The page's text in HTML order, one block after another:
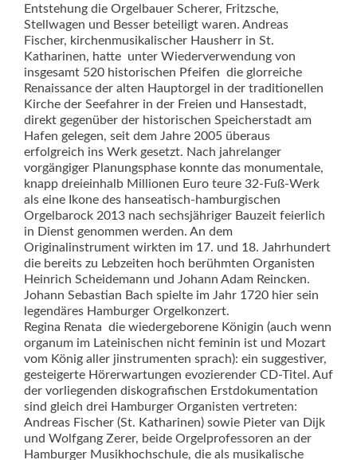
Entstehung die Orgelbauer Scherer, Fritzsche,
Stellwagen und Besser beteiligt waren. Andreas
Fischer, kirchenmusikalischer Hausherr in St.
Katharinen, hatte  unter Wiederverwendung von
insgesamt 520 historischen Pfeifen  die glorreiche
Renaissance der alten Hauptorgel in der traditionellen
Kirche der Seefahrer in der Freien und Hansestadt,
direkt gegenüber der historischen Speicherstadt am
Hafen gelegen, seit dem Jahre 2005 überaus
erfolgreich ins Werk gesetzt. Nach jahrelanger
vorgängiger Planungsphase konnte das monumentale,
knapp dreieinhalb Millionen Euro teure 32-Fuß-Werk
als eine Ikone des hanseatisch-hamburgischen
Orgelbarock 2013 nach sechsjähriger Bauzeit feierlich
in Dienst genommen werden. An dem
Originalinstrument wirkten im 17. und 18. Jahrhundert
die bereits zu Lebzeiten hoch berühmten Organisten
Heinrich Scheidemann und Johann Adam Reincken.
Johann Sebastian Bach spielte im Jahr 1720 hier sein
legendäres Hamburger Orgelkonzert.
Regina Renata  die wiedergeborene Königin (auch wenn
organum im Lateinischen nicht feminin ist und Mozart
vom König aller jinstrumenten sprach): ein suggestiver,
gesteigerte Hörerwartungen evozierender CD-Titel. Auf
der vorliegenden diskografischen Erstdokumentation
sind gleich drei Hamburger Organisten vertreten:
Andreas Fischer (St. Katharinen) sowie Pieter van Dijk
und Wolfgang Zerer, beide Orgelprofessoren an der
Hamburger Musikhochschule, die als musikalische